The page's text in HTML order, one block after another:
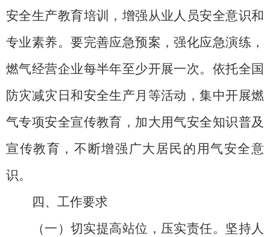
安全生产教育培训，增强从业人员安全意识和
专业素养。要完善应急预案，强化应急演练，
燃气经营企业每半年至少开展一次。依托全国
防灾减灾日和安全生产月等活动，集中开展燃
气专项安全宣传教育，加大用气安全知识普及
宣传教育，不断增强广大居民的用气安全意
识。
四、工作要求
（一）切实提高站位，压实责任。 坚持人